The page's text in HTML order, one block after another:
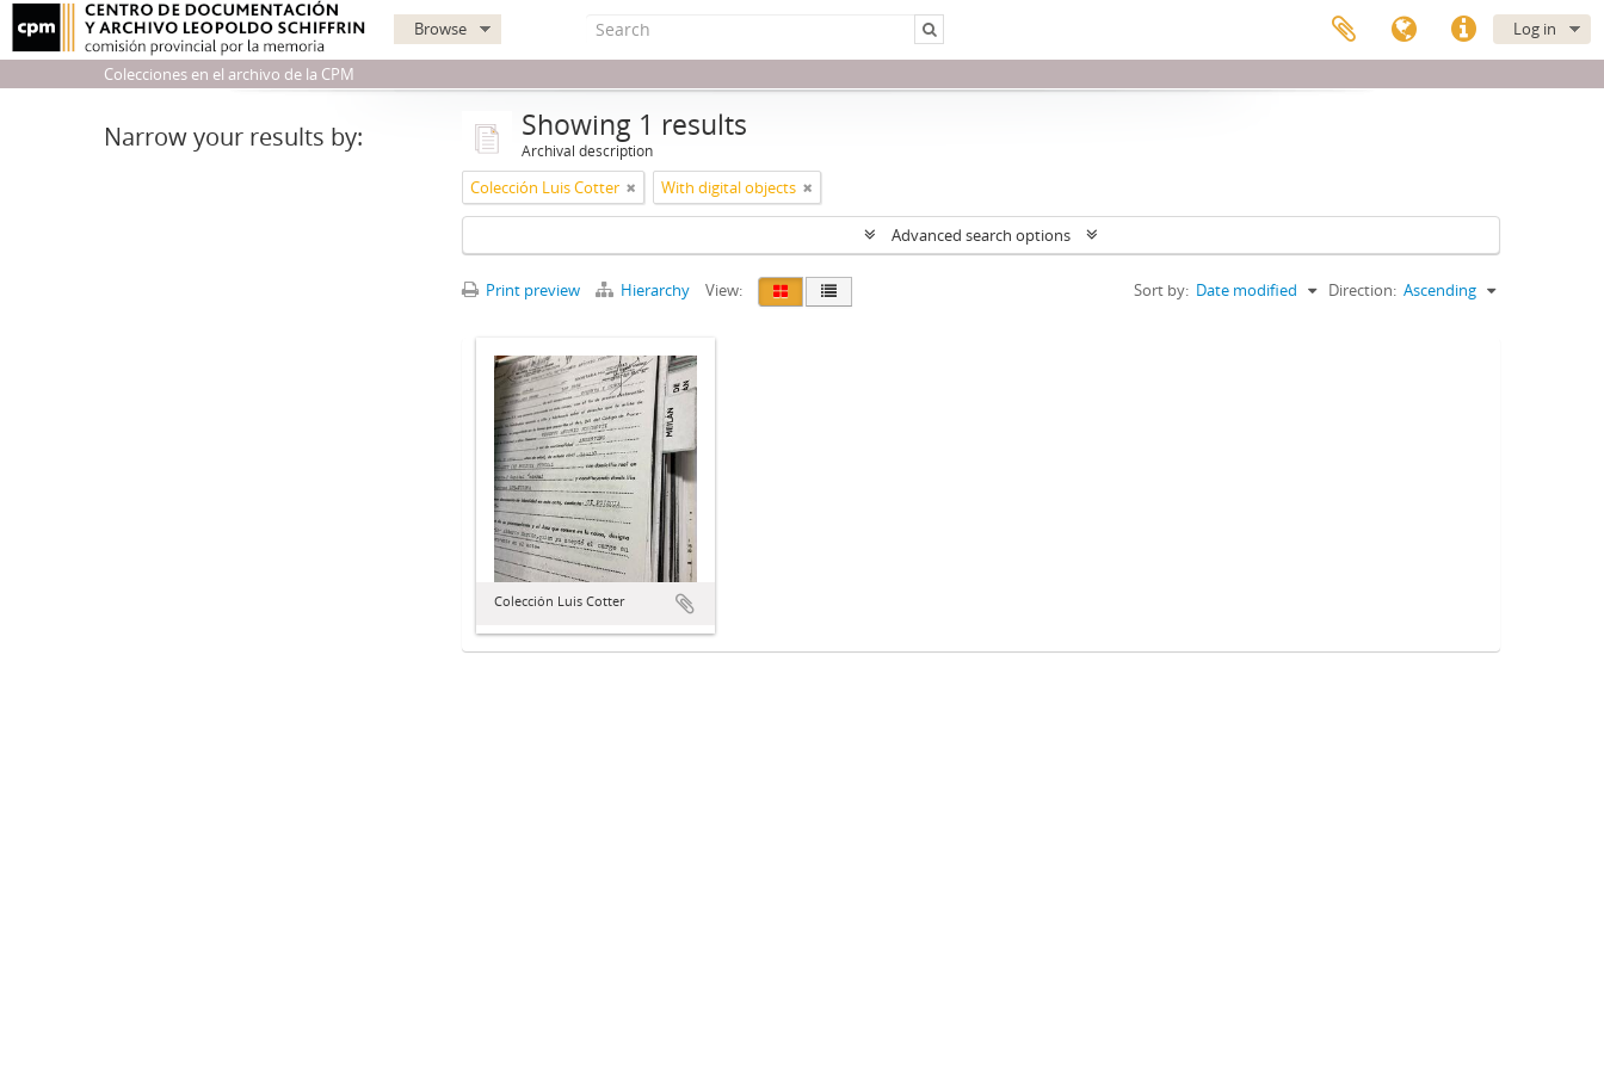
Log in
Browse
Colecciones en el archivo de la CPM
Narrow your results by: Showing 1 results
Archival description
Colección Luis Cotter With digital objects
Advanced search options
Print preview Hierarchy View: Sort by: Date modified Direction: Ascending
Colección Luis Cotter